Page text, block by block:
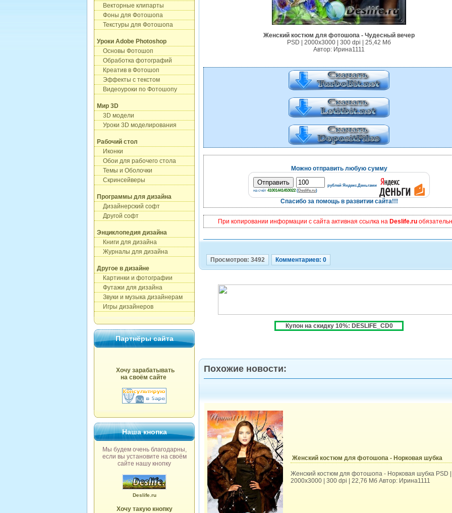
Векторные клипарты
Фоны для Фотошопа
Текстуры для Фотошопа
Уроки Adobe Photoshop
Основы Фотошоп
Обработка фотографий
Креатив в Фотошоп
Эффекты с текстом
Видеоуроки по Фотошопу
Мир 3D
3D модели
Уроки 3D моделирования
Рабочий стол
Иконки
Обои для рабочего стола
Темы и Оболочки
Скринсейверы
Программы для дизайна
Дизайнерский софт
Другой софт
Энциклопедия дизайна
Книги для дизайна
Журналы для дизайна
Другое в дизайне
Картинки и фотографии
Футажи для дизайна
Звуки и музыка дизайнерам
Игры дизайнеров
Партнёры сайта
Хочу зарабатывать
на своём сайте
Наша кнопка
Мы будем очень благодарны,
если вы установите на своём
сайте нашу кнопку
Deslife.ru
Хочу такую кнопку
Женский костюм для фотошопа - Чудесный вечер
PSD | 2000х3000 | 300 dpi | 25,42 Mб
Автор: Ирина1111
Можно отправить любую сумму
рублей Яндекс.Деньгами
на счёт 41001441453022 (Deslife.ru)
Спасибо за помощь в развитии сайта!!!
При копировании информации с сайта активная ссылка на Deslife.ru
Просмотров: 3492 Комментариев: 0
Купон на скидку 10%: DESLIFE_CD0
Похожие новости:
Женский костюм для фотошопа - Норковая шубка
Женский костюм для фотошопа - Норковая шубка PSD |
2000х3000 | 300 dpi | 22,76 Mб Автор: Ирина1111